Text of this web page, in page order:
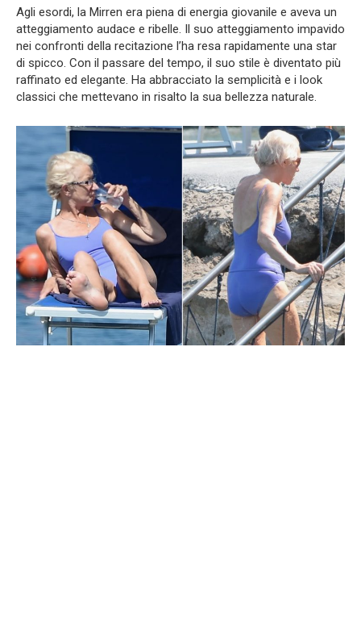
Agli esordi, la Mirren era piena di energia giovanile e aveva un
atteggiamento audace e ribelle. Il suo atteggiamento impavido
nei confronti della recitazione l’ha resa rapidamente una star
di spicco. Con il passare del tempo, il suo stile è diventato più
raffinato ed elegante. Ha abbracciato la semplicità e i look
classici che mettevano in risalto la sua bellezza naturale.